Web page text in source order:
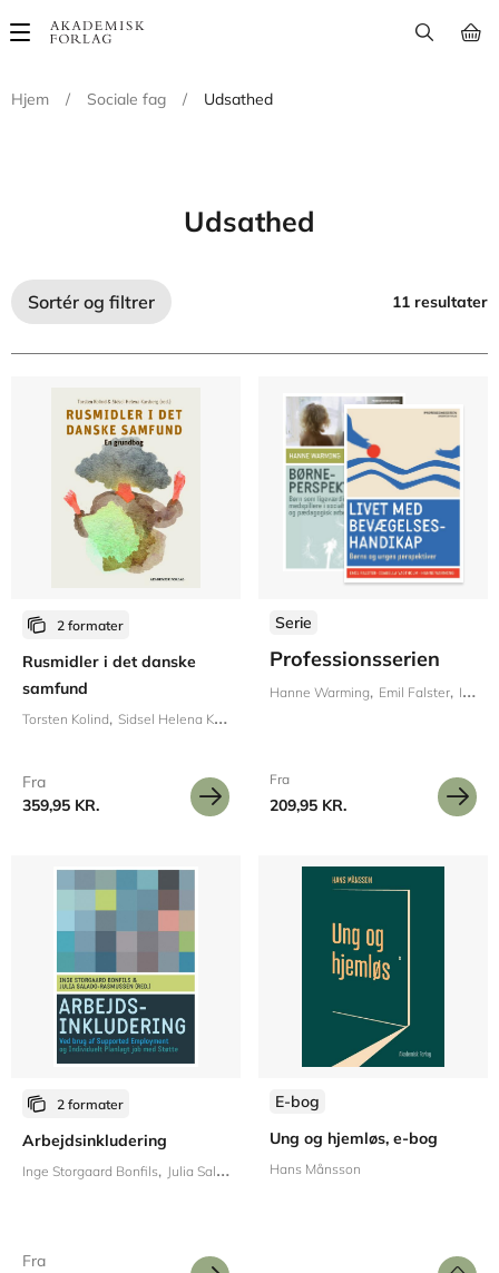
Main
Hjem
/ Sociale fag / Udsathed
Udsathed
Sortér og filtrer 11 resultater
2 formater
Rusmidler i det danske
samfund
Torsten Kolind Sidsel Helena Karsberg
Fra
359,95 KR.
Serie
Professionsserien
Hanne Warming Emil Falster Isabella Vagtholm
Fra
209,95 KR.
2 formater
Arbejdsinkludering
Inge Storgaard Bonfils Julia Salado-Rasmussen
Fra
E-bog
Ung og hjemløs, e-bog
Hans Månsson